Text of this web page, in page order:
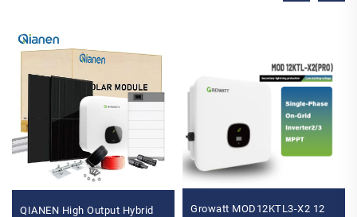
QIANEN High Output Hybrid
Growatt MOD12KTL3-X2 12